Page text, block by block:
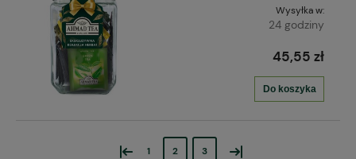
Wysyłka w:
24 godziny
45,55 zł
Do koszyka
« 1 2 3 »